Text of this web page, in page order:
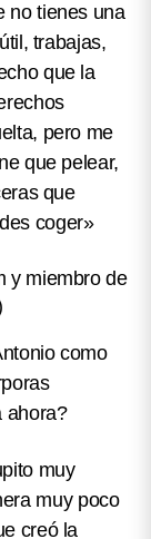
no tienes una
trabajas,
que la
pero me
que pelear,
que
coger»
y miembro de
como
ahora?
muy
muy poco
creó la